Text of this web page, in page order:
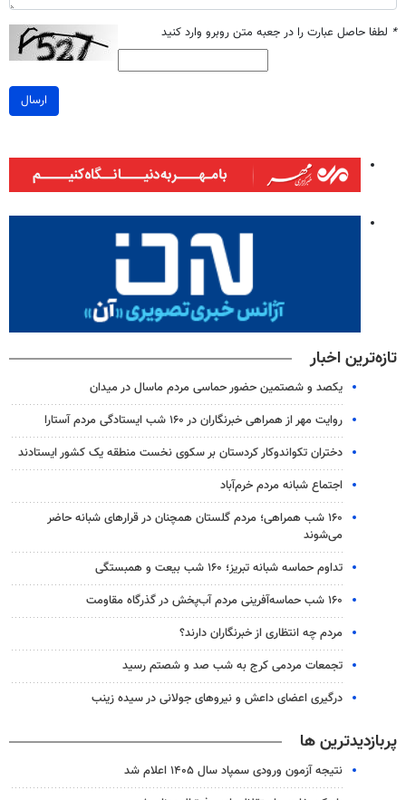
* لطفا حاصل عبارت را در جعبه متن روبرو وارد کنید
ارسال
تازه‌ترین اخبار
یکصد و شصتمین حضور حماسی مردم ماسال در میدان
روایت مهر از همراهی خبرنگاران در ۱۶۰ شب ایستادگی مردم آستارا
دختران تکواندوکار کردستان بر سکوی نخست منطقه یک کشور ایستادند
اجتماع شبانه مردم خرم‌آباد
۱۶۰ شب همراهی؛ مردم گلستان همچنان در قرارهای شبانه حاضر
می‌شوند
تداوم حماسه شبانه تبریز؛ ۱۶۰ شب بیعت و همبستگی
۱۶۰ شب حماسه‌آفرینی مردم آب‌پخش در گذرگاه مقاومت
مردم چه انتظاری از خبرنگاران دارند؟
تجمعات مردمی کرج به شب صد و شصتم رسید
درگیری اعضای داعش و نیروهای جولانی در سیده زینب
پربازدیدترین ها
نتیجه آزمون ورودی سمپاد سال ۱۴۰۵ اعلام شد